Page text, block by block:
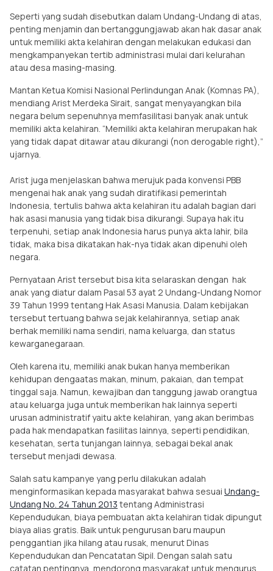
Seperti yang sudah disebutkan dalam Undang-Undang di atas,
penting menjamin dan bertanggungjawab akan hak dasar anak
untuk memiliki akta kelahiran dengan melakukan edukasi dan
mengkampanyekan tertib administrasi mulai dari kelurahan
atau desa masing-masing.
Mantan Ketua Komisi Nasional Perlindungan Anak (Komnas PA),
mendiang Arist Merdeka Sirait, sangat menyayangkan bila
negara belum sepenuhnya memfasilitasi banyak anak untuk
memiliki akta kelahiran. “Memiliki akta kelahiran merupakan hak
yang tidak dapat ditawar atau dikurangi (non derogable right),”
ujarnya.
Arist juga menjelaskan bahwa merujuk pada konvensi PBB
mengenai hak anak yang sudah diratifikasi pemerintah
Indonesia, tertulis bahwa akta kelahiran itu adalah bagian dari
hak asasi manusia yang tidak bisa dikurangi. Supaya hak itu
terpenuhi, setiap anak Indonesia harus punya akta lahir, bila
tidak, maka bisa dikatakan hak-nya tidak akan dipenuhi oleh
negara.
Pernyataan Arist tersebut bisa kita selaraskan dengan hak
anak yang diatur dalam Pasal 53 ayat 2 Undang-Undang Nomor
39 Tahun 1999 tentang Hak Asasi Manusia. Dalam kebijakan
tersebut tertuang bahwa sejak kelahirannya, setiap anak
berhak memiliki nama sendiri, nama keluarga, dan status
kewarganegaraan.
Oleh karena itu, memiliki anak bukan hanya memberikan
kehidupan dengaatas makan, minum, pakaian, dan tempat
tinggal saja. Namun, kewajiban dan tanggung jawab orangtua
atau keluarga juga untuk memberikan hak lainnya seperti
urusan administratif yaitu akte kelahiran, yang akan berimbas
pada hak mendapatkan fasilitas lainnya, seperti pendidikan,
kesehatan, serta tunjangan lainnya, sebagai bekal anak
tersebut menjadi dewasa.
Salah satu kampanye yang perlu dilakukan adalah
menginformasikan kepada masyarakat bahwa sesuai Undang-
Undang No. 24 Tahun 2013 tentang Administrasi
Kependudukan, biaya pembuatan akta kelahiran tidak dipungut
biaya alias gratis. Baik untuk pengurusan baru maupun
penggantian jika hilang atau rusak, menurut Dinas
Kependudukan dan Pencatatan Sipil. Dengan salah satu
catatan pentingnya, mendorong masyarakat untuk mengurus